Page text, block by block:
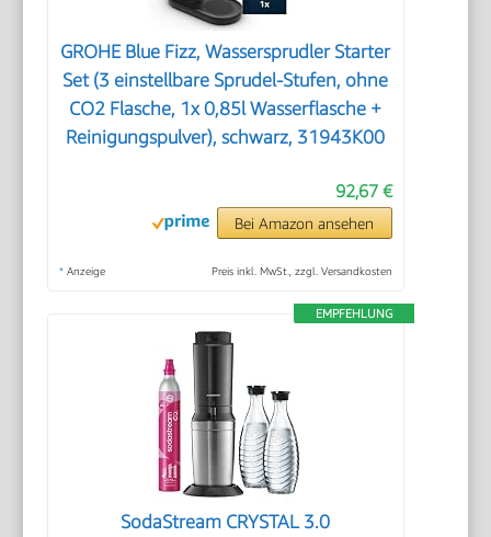
GROHE Blue Fizz, Wassersprudler Starter
Set (3 einstellbare Sprudel-Stufen, ohne
CO2 Flasche, 1x 0,85l Wasserflasche +
Reinigungspulver), schwarz, 31943K00
92,67 €
Bei Amazon ansehen
* Anzeige Preis inkl. MwSt., zzgl. Versandkosten
EMPFEHLUNG
SodaStream CRYSTAL 3.0